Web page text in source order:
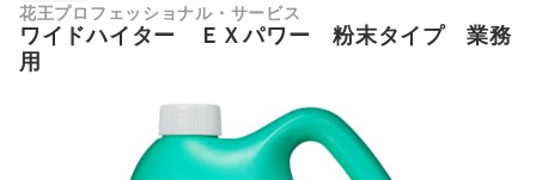
花王プロフェッショナル・サービス
ワイドハイター ＥＸパワー 粉末タイプ 業務
用